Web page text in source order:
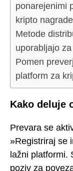
ponarejenimi
kripto nagrade
Metode
uporabljajo
Pomen
platform za
Kako deluje
Prevara se
»Registriraj se
lažni platformi.
poziv za